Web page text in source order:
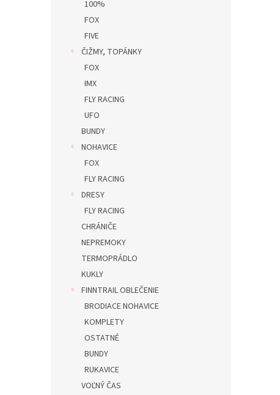
100%
FOX
FIVE
ČIŽMY, TOPÁNKY
FOX
IMX
FLY RACING
UFO
BUNDY
NOHAVICE
FOX
FLY RACING
DRESY
FLY RACING
CHRÁNIČE
NEPREMOKY
TERMOPRÁDLO
KUKLY
FINNTRAIL OBLEČENIE
BRODIACE NOHAVICE
KOMPLETY
OSTATNÉ
BUNDY
RUKAVICE
VOĽNÝ ČAS